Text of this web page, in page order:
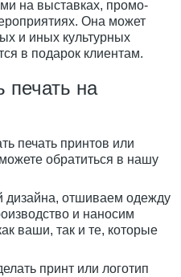
на выставках, промо-
Она может
и иных культурных
в подарок клиентам.
печать на
печать принтов или
обратиться в нашу
дизайна, отшиваем одежду
и наносим
ваши, так и те, которые
принт или логотип